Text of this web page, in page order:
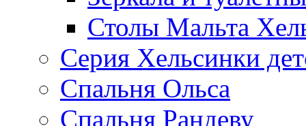
Столы Мальта
Серия Хельсинки
Спальня Ольса
Спальня Рандеву